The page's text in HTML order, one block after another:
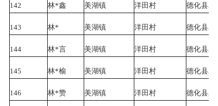
142 林*鑫 美湖镇 洋田村 德化县农
143 林* 美湖镇 洋田村 德化县农
144 林*言 美湖镇 洋田村 德化县农
145 林*榆 美湖镇 洋田村 德化县农
146 林*赞 美湖镇 洋田村 德化县农